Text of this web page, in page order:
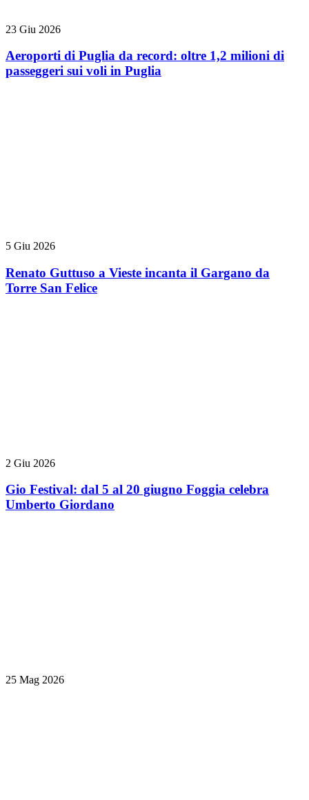
23 Giu 2026
Aeroporti di Puglia da record: oltre 1,2 milioni di
passeggeri sui voli in Puglia
5 Giu 2026
Renato Guttuso a Vieste incanta il Gargano da
Torre San Felice
2 Giu 2026
Gio Festival: dal 5 al 20 giugno Foggia celebra
Umberto Giordano
25 Mag 2026